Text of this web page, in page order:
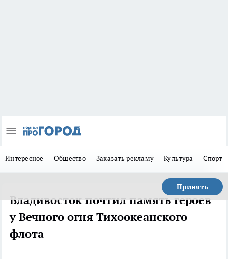
Интересное Общество Заказать рекламу Культура Спорт
Принять
Владивосток почтил память героев
у Вечного огня Тихоокеанского
флота